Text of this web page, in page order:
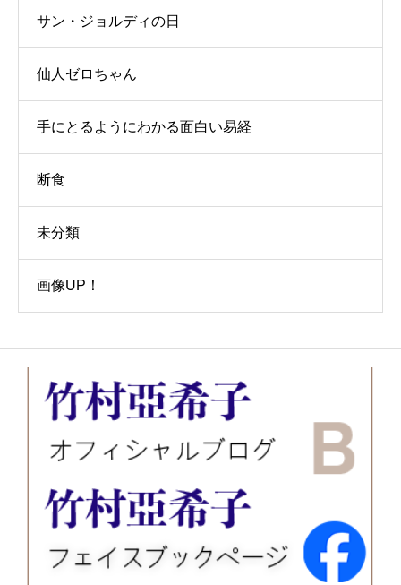
サン・ジョルディの日
仙人ゼロちゃん
手にとるようにわかる面白い易経
断食
未分類
画像UP！